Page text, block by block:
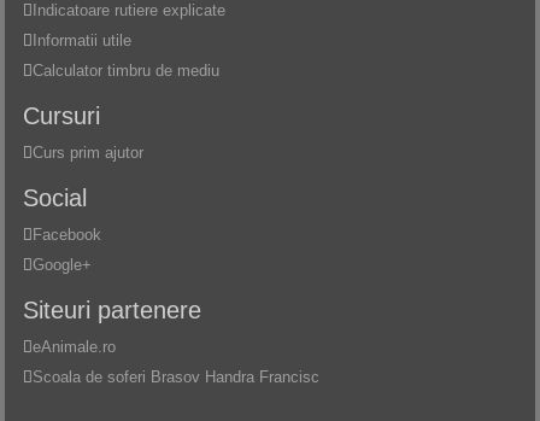
Indicatoare rutiere explicate
Informatii utile
Calculator timbru de mediu
Cursuri
Curs prim ajutor
Social
Facebook
Google+
Siteuri partenere
eAnimale.ro
Scoala de soferi Brasov Handra Francisc